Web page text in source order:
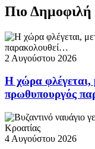
Πιο Δημοφιλή
2 Αυγούστου 2026
Η χώρα φλέγεται,
πρωθυπουργός
4 Αυγούστου 2026